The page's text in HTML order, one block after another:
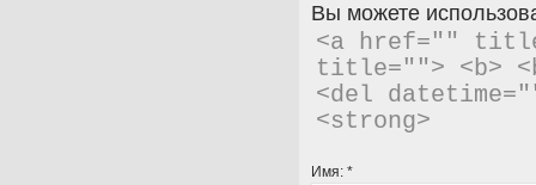
Вы можете
<a href=""
title=""> <b>
<del
<strong>
Имя: *